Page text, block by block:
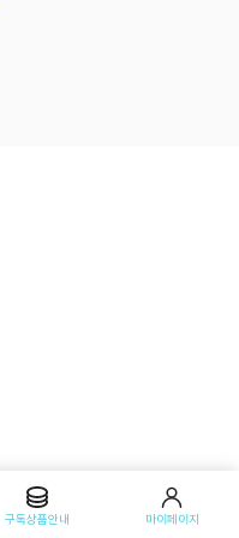
구독상품안내 마이페이지